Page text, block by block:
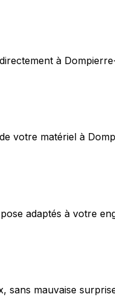
à
votre matériel à
adaptés à votre
sans mauvaise